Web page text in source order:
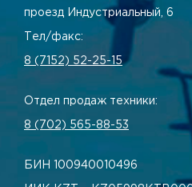
проезд Индустриальный, 6
Тел/факс:
8 (7152) 52-25-15
Отдел продаж техники:
8 (702) 565-88-53
БИН 100940010496